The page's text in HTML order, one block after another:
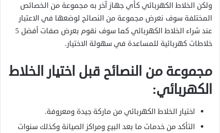
ولكن الخلاط الكهربائي كأي جهاز آخر به مجموعة من الخصائص
المختلفة سوف نعرض مجموعة من النصائح لوضعها في الاعتبار
عند شراء الخلاط الكهربائي كما سوف نقوم بعرض صفات أفضل 5
خلاطات كهربائية للمساعدة في سهولة الاختيار.
مجموعة من النصائح قبل اختيار الخلاط
الكهربائي:
اختيار الخلاط الكهربائي من ماركة جيدة ومعروفة.
التأكد من خدمات ما بعد البيع ومراكز الصيانة وكذلك سنوات